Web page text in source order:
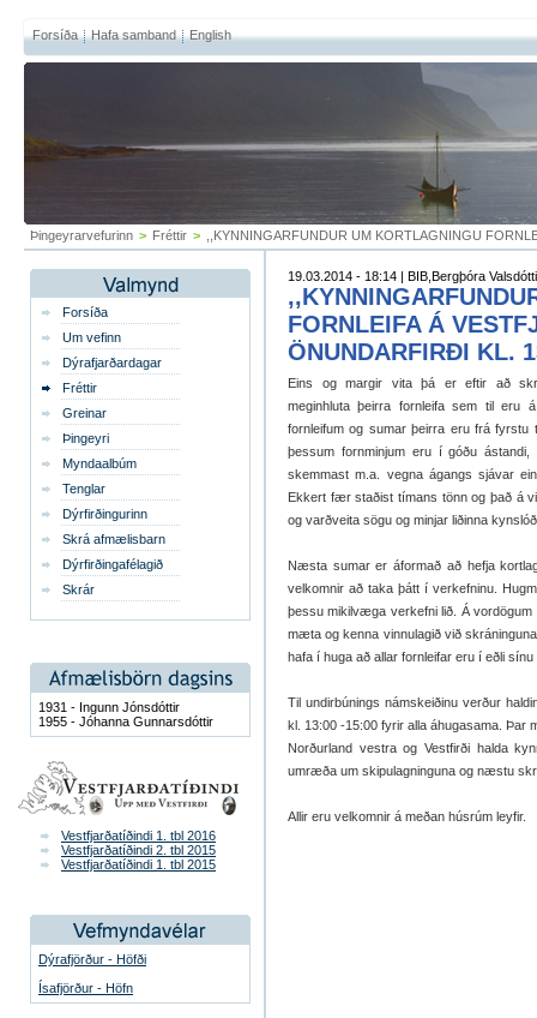
Forsíða Hafa samband English
Þingeyrarvefurinn > Fréttir > ,,KYNNINGARFUNDUR UM KORTLAGNINGU
Forsíða
Um vefinn
Dýrafjarðardagar
Fréttir
Greinar
Þingeyri
Myndaalbúm
Tenglar
Dýrfirðingurinn
Skrá afmælisbarn
Dýrfirðingafélagið
Skrár
1931 - Ingunn Jónsdóttir
1955 - Jóhanna Gunnarsdóttir
Vestfjarðatíðindi 1. tbl 2016
Vestfjarðatíðindi 2. tbl 2015
Vestfjarðatíðindi 1. tbl 2015
Dýrafjörður - Höfði
Ísafjörður - Höfn
19.03.2014 - 18:14 | BIB,Bergþóra
FORNLEIFA Á
ÖNUNDARFIRÐI KL.
Eins og margir vita þá er eftir að
meginhluta þeirra fornleifa sem til eru
fornleifum og sumar þeirra eru frá fyrstu
þessum fornminjum eru í góðu
skemmast m.a. vegna ágangs sjávar
Ekkert fær staðist tímans tönn og það á
og varðveita sögu og minjar liðinna
Næsta sumar er áformað að hefja
velkomnir að taka þátt í verkefninu.
þessu mikilvæga verkefni lið. Á vordögum
mæta og kenna vinnulagið við
hafa í huga að allar fornleifar eru í eðli
Til undirbúnings námskeiðinu verður
kl. 13:00 -15:00 fyrir alla áhugasama. Þar
Norðurland vestra og Vestfirði halda
umræða um skipulagninguna og næstu
Allir eru velkomnir á meðan húsrúm leyfir.